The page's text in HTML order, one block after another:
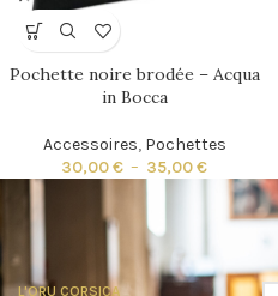
Pochette noire brodée – Acqua
in Bocca
Accessoires, Pochettes
30,00€ – 35,00€
L'ORU CORSICA